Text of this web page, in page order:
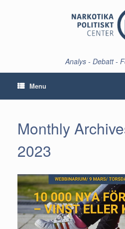
Analys - Debatt -
Menu
Monthly
2023